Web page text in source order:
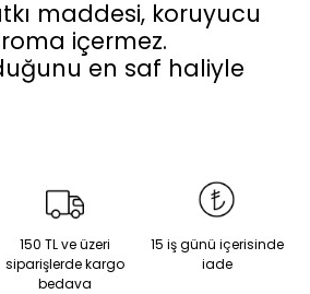
maddesi, koruyucu
içermez.
en saf haliyle
150 TL ve üzeri
siparişlerde kargo
bedava
15 iş günü içerisinde
iade